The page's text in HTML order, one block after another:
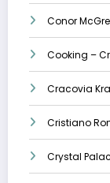
Conor
Cooking –
Cracovia
Cristiano
Crystal